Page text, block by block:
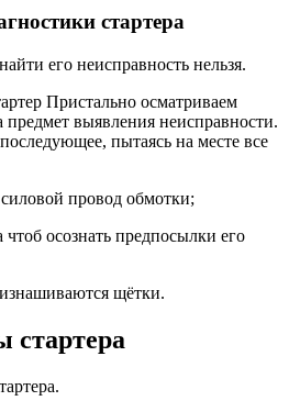
стартера
его неисправность нельзя.
Пристально осматриваем
выявления неисправности.
пытаясь на месте все
провод обмотки;
чтоб осознать предпосылки его
щётки.
стартера